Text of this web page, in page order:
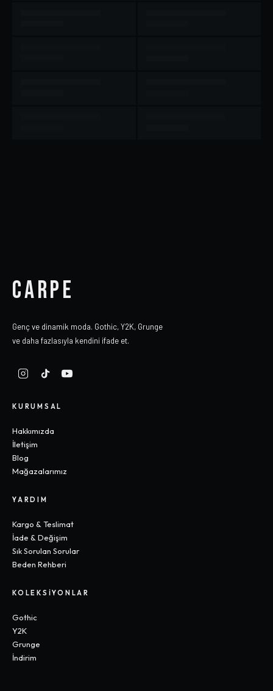
CARPE
Genç ve dinamik moda. Gothic, Y2K, Grunge
ve daha fazlasıyla kendini ifade et.
KURUMSAL
Hakkımızda
İletişim
Blog
Mağazalarımız
YARDIM
Kargo & Teslimat
İade & Değişim
Sık Sorulan Sorular
Beden Rehberi
KOLEKSIYONLAR
Gothic
Y2K
Grunge
İndirim